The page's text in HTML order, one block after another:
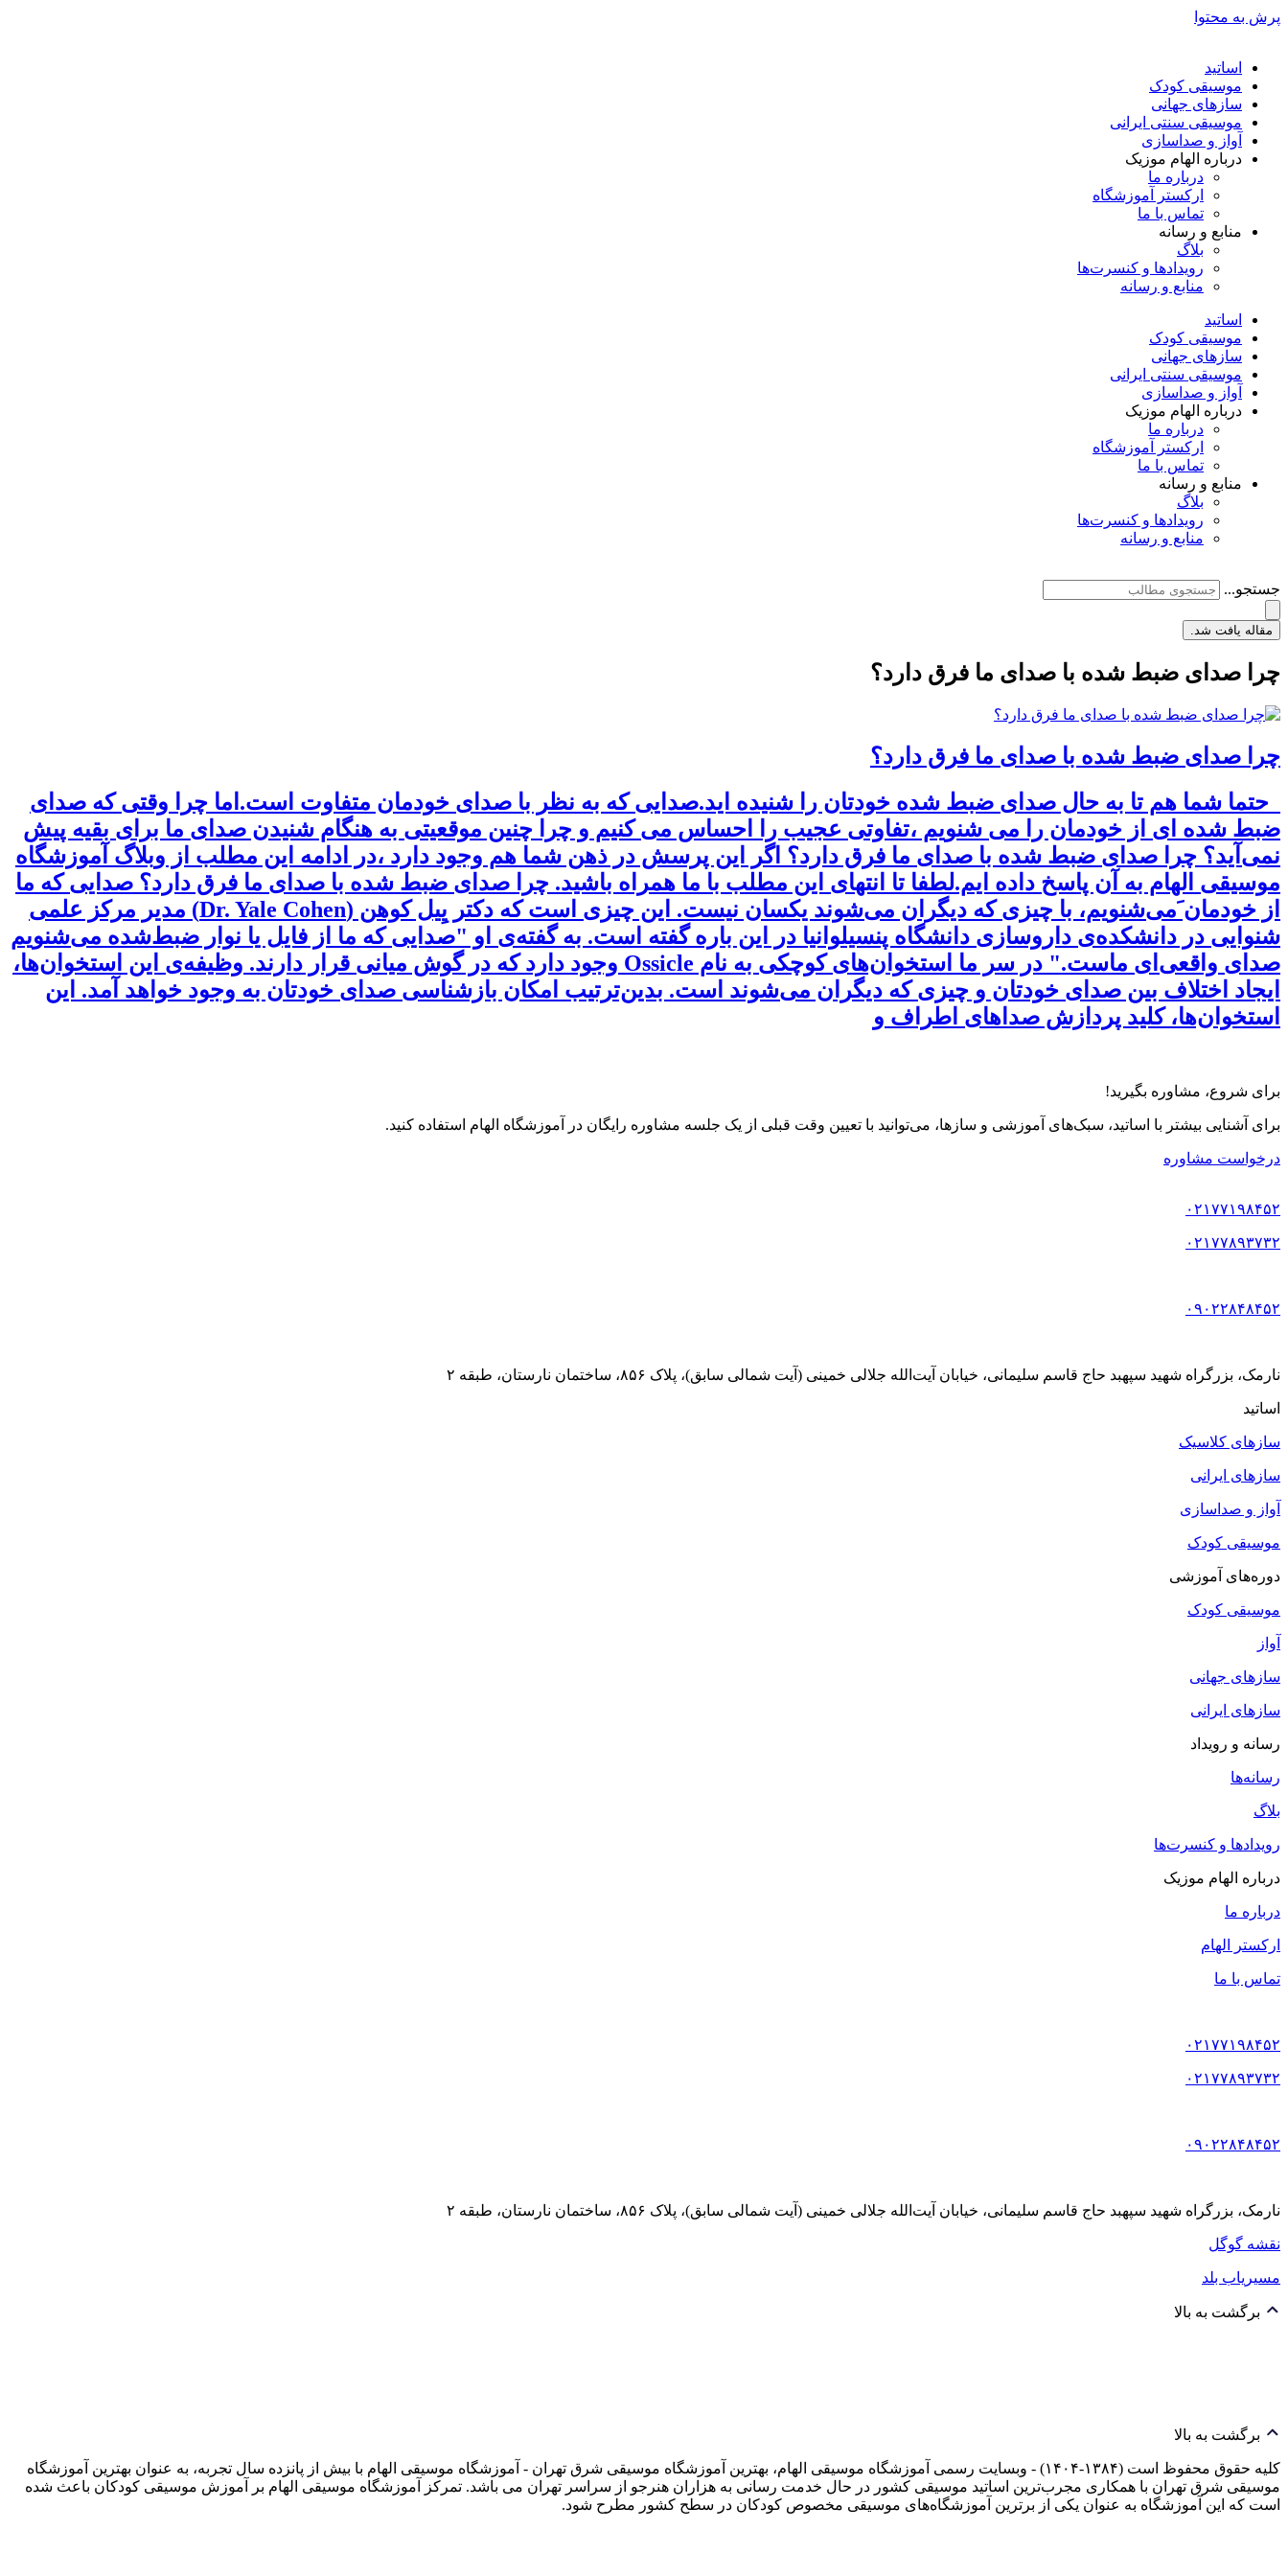
پرش به محتوا
اساتید
موسیقی کودک
سازهای جهانی
موسیقی سنتی ایرانی
آواز و صداسازی
درباره الهام موزیک
درباره ما
ارکستر آموزشگاه
تماس با ما
منابع و رسانه
بلاگ
رویدادها و کنسرت‌ها
منابع و رسانه
اساتید
موسیقی کودک
سازهای جهانی
موسیقی سنتی ایرانی
آواز و صداسازی
درباره الهام موزیک
درباره ما
ارکستر آموزشگاه
تماس با ما
منابع و رسانه
بلاگ
رویدادها و کنسرت‌ها
منابع و رسانه
جستجو...
مقاله یافت شد.
چرا صدای ضبط شده با صدای ما فرق دارد؟
چرا صدای ضبط شده با صدای ما فرق دارد؟
حتما شما هم تا به حال صدای ضبط شده خودتان را شنیده اید.صدایی که به نظر با صدای خودمان متفاوت است.اما چرا وقتی که صدای
ضبط شده‌ ای از خودمان را می شنویم ،تفاوتی عجیب را احساس می کنیم و چرا چنین موقعیتی به هنگام شنیدن صدای ما برای بقیه پیش
نمی‌آید؟ چرا صدای ضبط شده با صدای ما فرق دارد؟ اگر این پرسش در ذهن شما هم وجود دارد ،در ادامه این مطلب از وبلاگ آموزشگاه
موسیقی الهام به آن پاسخ داده ایم.لطفا تا انتهای این مطلب با ما همراه باشید. چرا صدای ضبط شده با صدای ما فرق دارد؟ صدایی که ما
از خودمان َمی‌شنویم، با چیزی که دیگران می‌شوند یکسان نیست. این چیزی‌ است که دکتر یِیل کوهن (Dr. Yale Cohen) مدیر مرکز علمی
شنوایی در دانشکده‌ی داروسازی دانشگاه پنسیلوانیا در این باره گفته است. به گفته‌ی او "صدایی که ما از فایل یا نوار ضبط‌شده می‌شنویم
صدای واقعی‌ای ماست." در سر ما استخوان‌های کوچکی به نام Ossicle وجود دارد که در گوش میانی قرار دارند. وظیفه‌ی این استخوان‌ها،
ایجاد اختلاف بین صدای خودتان و چیزی که دیگران می‌شوند است. بدین‌ترتیب امکان بازشناسی صدای خودتان به وجود خواهد آمد. این
استخوان‌ها، کلید پردازش صداهای اطراف و
برای شروع، مشاوره بگیرید!
برای آشنایی بیشتر با اساتید، سبک‌های آموزشی و سازها، می‌توانید با تعیین وقت قبلی از یک جلسه مشاوره رایگان در آموزشگاه الهام استفاده کنید.
درخواست مشاوره
۰۲۱۷۷۱۹۸۴۵۲
۰۲۱۷۷۸۹۳۷۳۲
۰۹۰۲۲۸۴۸۴۵۲
نارمک، بزرگراه شهید سپهبد حاج قاسم سلیمانی، خیابان آیت‌الله جلالی خمینی (آیت شمالی سابق)، پلاک ۸۵۶، ساختمان نارستان، طبقه ۲
اساتید
سازهای کلاسیک
سازهای ایرانی
آواز و صداسازی
موسیقی کودک
دوره‌های آموزشی
موسیقی کودک
آواز
سازهای جهانی
سازهای ایرانی
رسانه و رویداد
رسانه‌ها
بلاگ
رویدادها و کنسرت‌ها
درباره الهام موزیک
درباره ما
ارکستر الهام
تماس با ما
۰۲۱۷۷۱۹۸۴۵۲
۰۲۱۷۷۸۹۳۷۳۲
۰۹۰۲۲۸۴۸۴۵۲
نارمک، بزرگراه شهید سپهبد حاج قاسم سلیمانی، خیابان آیت‌الله جلالی خمینی (آیت شمالی سابق)، پلاک ۸۵۶، ساختمان نارستان، طبقه ۲
نقشه گوگل
مسیریاب بلد
برگشت به بالا
برگشت به بالا
کلیه حقوق محفوظ است (۱۳۸۴-۱۴۰۴) - وبسایت رسمی آموزشگاه موسیقی الهام، بهترین آموزشگاه موسیقی شرق تهران - آموزشگاه موسیقی الهام با بیش از پانزده سال تجربه، به عنوان بهترین آموزشگاه
موسیقی شرق تهران با همکاری مجرب‌ترین اساتید موسیقی کشور در حال خدمت رسانی به هزاران هنرجو از سراسر تهران می باشد. تمرکز آموزشگاه موسیقی الهام بر آموزش موسیقی کودکان باعث شده
است که این آموزشگاه به عنوان یکی از برترین آموزشگاه‌های موسیقی مخصوص کودکان در سطح کشور مطرح شود.